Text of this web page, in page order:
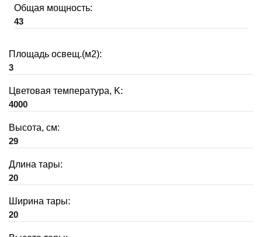
Общая мощность:
43
Площадь освещ.(м2):
3
Цветовая температура, K:
4000
Высота, см:
29
Длина тары:
20
Ширина тары:
20